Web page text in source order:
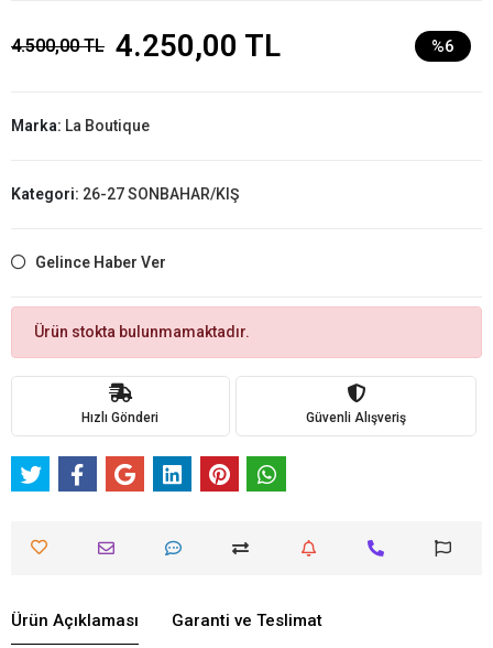
4.500,00 TL 4.250,00 TL %6
Marka: La Boutique
Kategori: 26-27 SONBAHAR/KIŞ
Gelince Haber Ver
Ürün stokta bulunmamaktadır.
Hızlı Gönderi Güvenli Alışveriş
Ürün Açıklaması Garanti ve Teslimat